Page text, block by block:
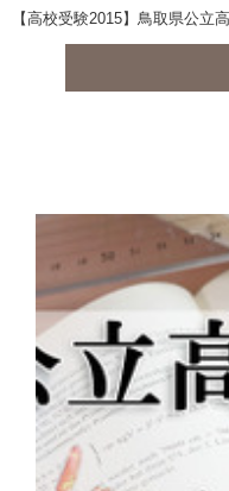
【高校受験2015】鳥取県公立